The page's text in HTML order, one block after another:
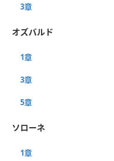
3章
オズバルド
1章
3章
5章
ソローネ
1章